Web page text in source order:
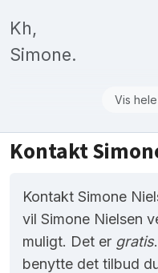
Kh,
Simone.
Vis
Kontakt
Kontakt Simone
vil Simone Nielsen
muligt. Det er gratis
benytte det tilbud